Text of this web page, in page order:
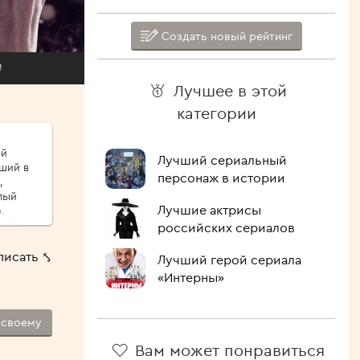
в
⤣
Создать новый рейтинг
Лучшее в этой
категории
Лучший сериальный
персонаж в истории
Лучшие актрисы
российских сериалов
Лучший герой сериала
«Интерны»
Вам может понравиться